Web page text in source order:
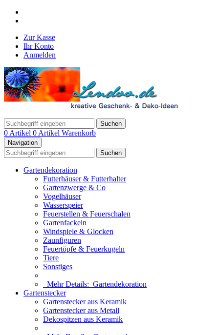
Zur Kasse
Ihr Konto
Anmelden
Suchen
0 Artikel 0 Artikel Warenkorb
Navigation
Suchen
Gartendekoration
Futterhäuser & Futterhalter
Gartenzwerge & Co
Vogelhäuser
Wasserspeier
Feuerstellen & Feuerschalen
Gartenfackeln
Windspiele & Glocken
Zaunfiguren
Feuertöpfe & Feuerkugeln
Tiere
Sonstiges
Mehr Details: Gartendekoration
Gartenstecker
Gartenstecker aus Keramik
Gartenstecker aus Metall
Dekospitzen aus Keramik